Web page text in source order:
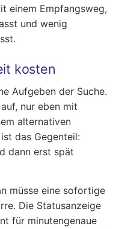
einem Empfangsweg,
und wenig
kosten
Aufgeben der Suche.
nur eben mit
alternativen
das Gegenteil:
dann erst spät
müsse eine sofortige
Die Statusanzeige
für minutengenaue